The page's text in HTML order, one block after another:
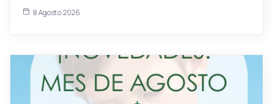
8 Agosto 2026